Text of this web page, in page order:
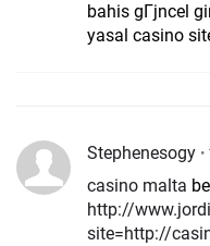
bahis gГјncel
yasal casino
Stephenesogy
casino malta
http://
site=http://